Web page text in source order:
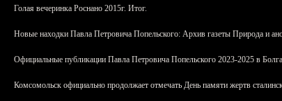
Голая вечеринка Роснано 2015г. Итог.
Новые находки Павла Петровича Попельского: Архив газеты Природа и
Официальные публикации Павла Петровича Попельского 2023-2025 в
Комсомольск официально продолжает отмечать День памяти жертв